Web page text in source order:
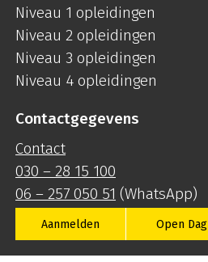
Aanmelden Open Dag
Niveau 1 opleidingen
Niveau 2 opleidingen
Niveau 3 opleidingen
Niveau 4 opleidingen
Contactgegevens
Contact
030 – 28 15 100
06 – 257 050 51 (WhatsApp)
info@mboutrecht.nl